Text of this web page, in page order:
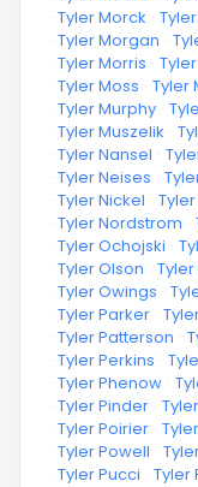
· Tyler Morck ·
· Tyler Morgan ·
· Tyler Morris ·
· Tyler Moss · Tyler
· Tyler Murphy ·
· Tyler Muszelik ·
· Tyler Nansel ·
· Tyler Neises ·
· Tyler Nickel · Tyler
· Tyler Nordstrom ·
· Tyler Ochojski ·
· Tyler Olson ·
· Tyler Owings ·
· Tyler Parker ·
· Tyler Patterson ·
· Tyler Perkins ·
· Tyler Phenow ·
· Tyler Pinder ·
· Tyler Poirier ·
· Tyler Powell ·
· Tyler Pucci · Tyler